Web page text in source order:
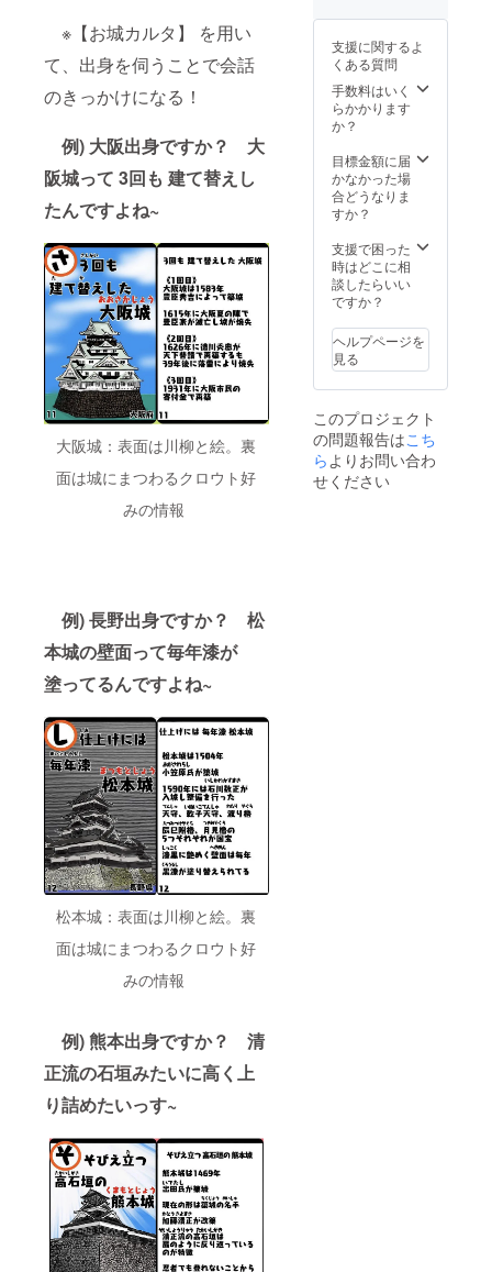
※【お城カルタ】 を用い
て、出身を伺うことで会話
のきっかけになる！
例) 大阪出身ですか？ 大
阪城って 3回も 建て替えし
たんですよね~
大阪城：表面は川柳と絵。裏
面は城にまつわるクロウト好
みの情報
例) 長野出身ですか？ 松
本城の壁面って毎年漆が
塗ってるんですよね~
松本城：表面は川柳と絵。裏
面は城にまつわるクロウト好
みの情報
例) 熊本出身ですか？ 清
正流の石垣みたいに高く上
り詰めたいっす~
ぴー描
し似顔
絵」を
SETい
たしま
す。
いただ
いた写
真をも
とに世
つ、あ
なたの
ためだ
けに描
いただ
きま
す。 完
成した
絵」
は、
SNSな
どでも
使用可
支援に関するよ
くある質問
手数料はいく
らかかります
か？
目標金額に届
かなかった場
合どうなりま
すか？
支援で困った
時はどこに相
談したらいい
ですか？
ヘルプページを
見る
このプロジェクト
の問題報告はこち
ら よりお問い合わ
せください